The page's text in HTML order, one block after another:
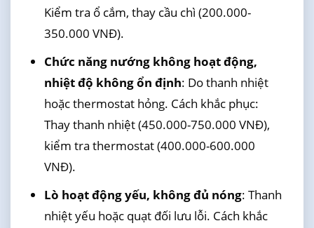
Kiểm tra ổ cắm, thay cầu chì (200.000-
350.000 VNĐ).
Chức năng nướng không hoạt động,
nhiệt độ không ổn định: Do thanh nhiệt
hoặc thermostat hỏng. Cách khắc phục:
Thay thanh nhiệt (450.000-750.000 VNĐ),
kiểm tra thermostat (400.000-600.000
VNĐ).
Lò hoạt động yếu, không đủ nóng: Thanh
nhiệt yếu hoặc quạt đối lưu lỗi. Cách khắc